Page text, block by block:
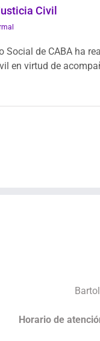
Civil
Social de CABA ha
en virtud de
Horario de